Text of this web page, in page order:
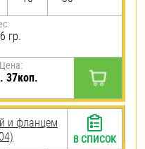
гр.
Цена:
37коп.
и фланцем
В СПИСОК